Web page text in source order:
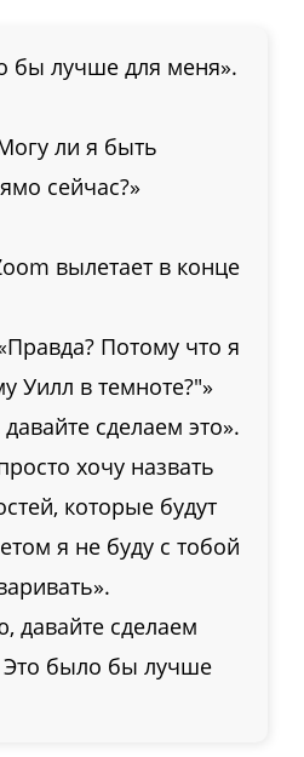
бы лучше для меня».
ли я быть
сейчас?»
вылетает в конце
Потому что я
Уилл в темноте?"»
сделаем это».
хочу назвать
которые будут
я не буду с тобой
давайте сделаем
было бы лучше